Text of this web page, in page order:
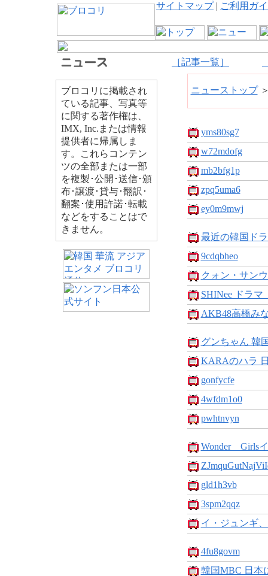
サイトマップ| ご利用ガ
［記事一覧］
ブロコリに掲載され
ている記事、写真等
に関する著作権は、
IMX, Inc.または情報
提供者に帰属しま
す。これらコンテン
ツの全部または一部
を複製･公開･送信･頒
布･譲渡･貸与･翻訳･
翻案･使用許諾･転載
などをすることはで
きません。
ニューストップ
yms80sg7
w72mdofg
mb2bfg1p
zpq5uma6
ey0m9mwj
最近の韓国ド
9cdqbheo
クォン・サン
SHINee ドラマ
AKB48高橋み
グンちゃん 韓
KARAのハラ
gonfycfe
4wfdm1o0
pwhtnvyn
Wonder Girls
gld1h3vb
3spm2qqz
イ・ジュンギ
4fu8govm
韓国MBC 日本